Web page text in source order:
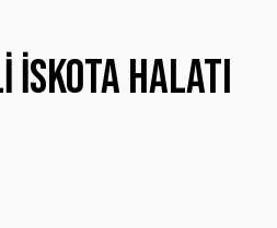
İSKOTA HALATI